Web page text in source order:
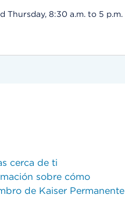
Thursday, 8:30 a.m. to 5 p.m.
cerca de ti
sobre cómo
de Kaiser Permanente